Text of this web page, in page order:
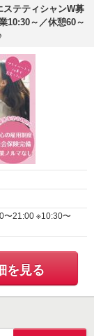
テティシャンW募
10:30～／休憩60～
※10:30〜
を見る